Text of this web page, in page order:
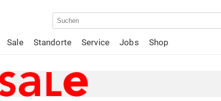
Sale Standorte Service Jobs Shop